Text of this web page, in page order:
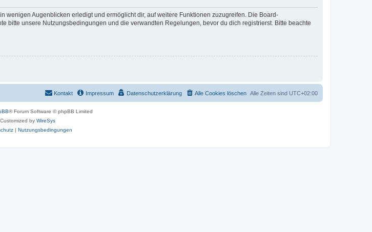
Augenblicken erledigt und ermöglicht dir, auf weitere Funktionen zuzugreifen. Die Board-
bitte unsere Nutzungsbedingungen und die verwandten Regelungen, bevor du dich registrierst. Bitte beachte
Alle Zeiten sind UTC+02:00
Alle Cookies löschen
Datenschutzerklärung
Impressum
Kontakt
® Forum Software © phpBB Limited
Customized by WireSys
| Nutzungsbedingungen